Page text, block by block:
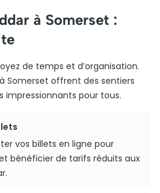
à Somerset :
de temps et d’organisation.
Somerset offrent des sentiers
impressionnants pour tous.
vos billets en ligne pour
bénéficier de tarifs réduits aux